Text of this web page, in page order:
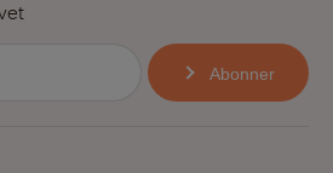
Abonner